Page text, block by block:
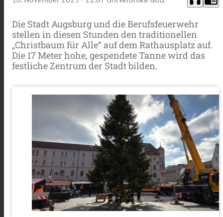
Die Stadt Augsburg und die Berufsfeuerwehr
stellen in diesen Stunden den traditionellen
„Christbaum für Alle“ auf dem Rathausplatz auf.
Die 17 Meter hohe, gespendete Tanne wird das
festliche Zentrum der Stadt bilden.